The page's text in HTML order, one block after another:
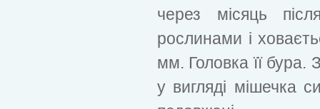
через місяць
рослинами і
мм. Головка її бура.
у вигляді мішечка